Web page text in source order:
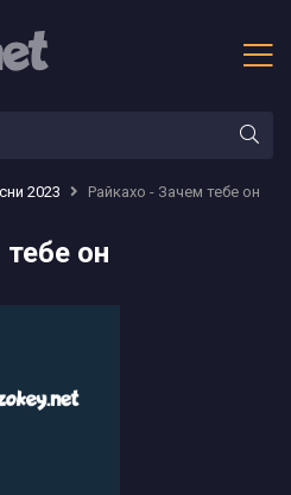
2023 Райкахо - Зачем тебе он
он